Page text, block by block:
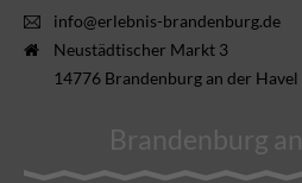
info@erlebnis-brandenburg.de
Neustädtischer Markt 3
14776 Brandenburg an der Havel
Brandenburg